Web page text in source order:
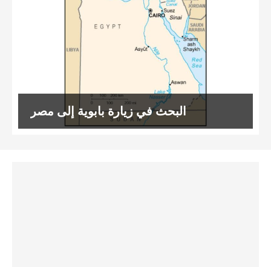
البحث في زيارة بابوية إلى مصر